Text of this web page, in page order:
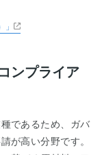
ンプライア
であるため、ガバ
が高い分野です。